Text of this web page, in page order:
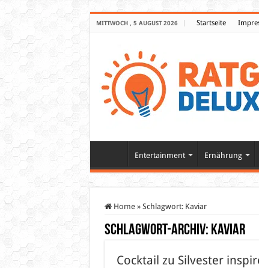
MITTWOCH , 5 AUGUST 2026 Startseite
Entertainment Ernährung
Home » Schlagwort: Kaviar
Schlagwort-Archiv: Kaviar
Cocktail zu Silvester